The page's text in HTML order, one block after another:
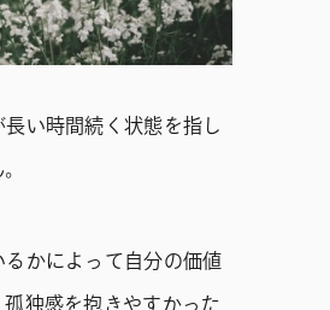
い時間続く状態を指し
かによって自分の価値
独感を抱きやすかった